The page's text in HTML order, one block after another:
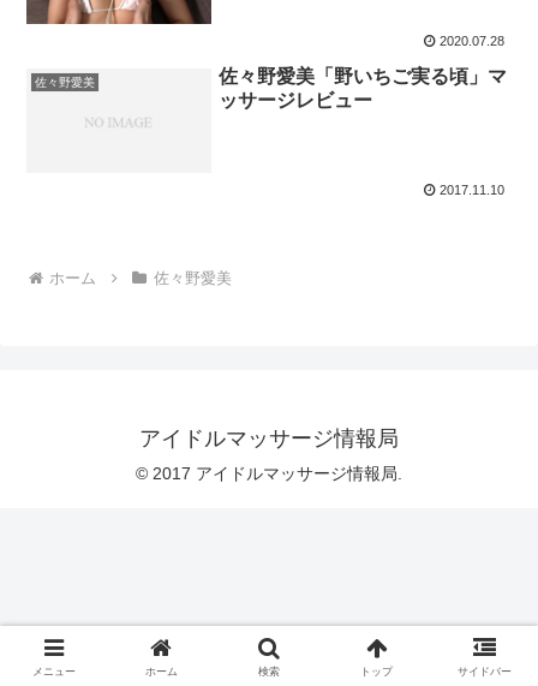
2020.07.28
佐々野愛美
佐々野愛美「野いちご実る頃」マ
ッサージレビュー
2017.11.10
ホーム 佐々野愛美
アイドルマッサージ情報局
© 2017 アイドルマッサージ情報局.
メニュー ホーム 検索 トップ サイドバー